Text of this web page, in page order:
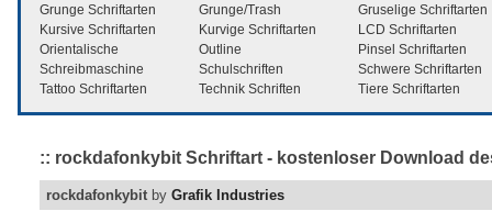
Grunge Schriftarten
Grunge/Trash
Gruselige Schriftarten
Kursive Schriftarten
Kurvige Schriftarten
LCD Schriftarten
Orientalische
Outline
Pinsel Schriftarten
Schreibmaschine
Schulschriften
Schwere Schriftarten
Tattoo Schriftarten
Technik Schriften Tiere Schriftarten
:: rockdafonkybit Schriftart - kostenloser Download
rockdafonkybit by Grafik Industries